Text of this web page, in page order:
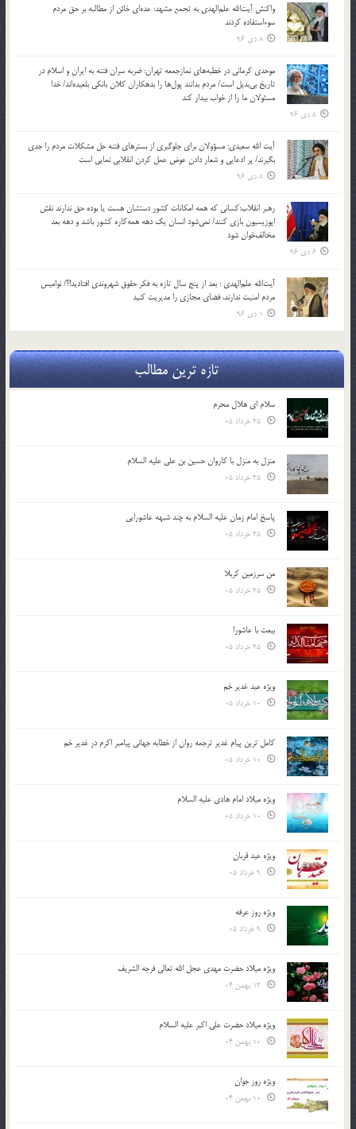
واکنش آیت‌الله علم‌الهدی به تجمع مشهد: عده‌ای خائن از مطالبه بر حق مردم
سوءاستفاده کردند
8 دی 96
موحدی کرمانی در خطبه‌های نمازجمعه تهران: ضربه‌ سران فتنه به ایران و اسلام در
تاریخ بی‌بدیل است/ مردم بدانند پول‌ها را بدهکاران کلان بانکی بلعیده‌اند/ خدا
مسئولان ما را از خواب بیدار کند
8 دی 96
آیت الله سعیدی: مسؤولان برای جلوگیری از بسترهای فتنه حل مشکلات مردم را جدی
بگیرند/ پر ادعایی و شعار دادن عوض عمل کردن انقلابی نمایی است
8 دی 96
رهبر انقلاب:کسانی که همه امکانات کشور دستشان هست یا بوده حق ندارند نقش
اپوزیسیون بازی کنند/ نمی‌شود انسان یک‌ دهه همه‌کاره کشور باشد و دهه بعد
مخالف‌خوان شود
6 دی 96
آیت‌الله علم‌الهدی : بعد از پنج سال تازه به فکر حقوق شهروندی افتادید!؟/ نوامیس
مردم امنیت ندارند، فضای مجازی را مدیریت کنید
1 دی 96
تازه ترین مطالب
سلام ای هلال محرم
منزل به منزل با کاروان حسین بن علی علیه السلام
پاسخ امام زمان علیه السلام به چند شبهه عاشورایی
من سرزمین کربلا
بیعت با عاشورا
ویژه عید غدیر خم
کامل ترین پیام غدیر ترجمه روان از خطابه جهانی پیامبر اکرم در غدیر خم
ویژه میلاد امام هادی علیه السلام
ویژه عید قربان
ویژه روز عرفه
ویژه میلاد حضرت مهدی عجل الله تعالی فرجه الشريف
ویژه میلاد حضرت علی اکبر علیه السلام
ویژه روز جوان